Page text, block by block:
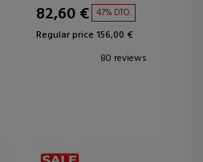
82,60 € 47% DTO.
Regular price 156,00 €
80 reviews